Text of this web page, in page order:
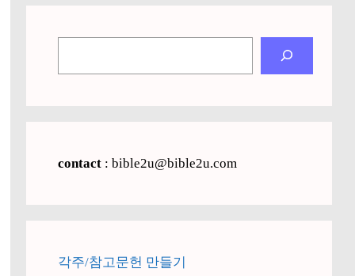
contact : bible2u@bible2u.com
각주/참고문헌 만들기